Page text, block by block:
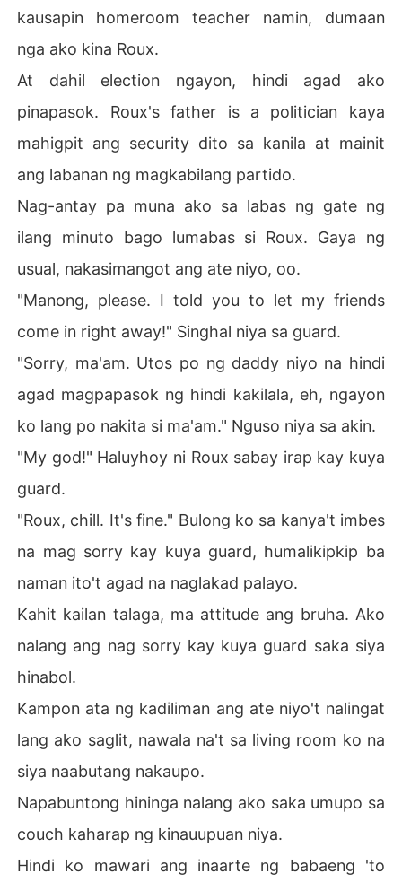
kausapin homeroom teacher namin, dumaan
nga ako kina Roux.
At dahil election ngayon, hindi agad ako
pinapasok. Roux's father is a politician kaya
mahigpit ang security dito sa kanila at mainit
ang labanan ng magkabilang partido.
Nag-antay pa muna ako sa labas ng gate ng
ilang minuto bago lumabas si Roux. Gaya ng
usual, nakasimangot ang ate niyo, oo.
"Manong, please. I told you to let my friends
come in right away!" Singhal niya sa guard.
"Sorry, ma'am. Utos po ng daddy niyo na hindi
agad magpapasok ng hindi kakilala, eh, ngayon
ko lang po nakita si ma'am." Nguso niya sa akin.
"My god!" Haluyhoy ni Roux sabay irap kay kuya
guard.
"Roux, chill. It's fine." Bulong ko sa kanya't imbes
na mag sorry kay kuya guard, humalikipkip ba
naman ito't agad na naglakad palayo.
Kahit kailan talaga, ma attitude ang bruha. Ako
nalang ang nag sorry kay kuya guard saka siya
hinabol.
Kampon ata ng kadiliman ang ate niyo't nalingat
lang ako saglit, nawala na't sa living room ko na
siya naabutang nakaupo.
Napabuntong hininga nalang ako saka umupo sa
couch kaharap ng kinauupuan niya.
Hindi ko mawari ang inaarte ng babaeng 'to